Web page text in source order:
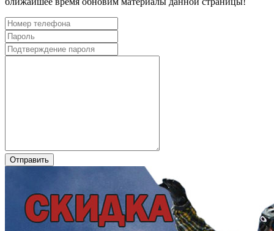
Отправить